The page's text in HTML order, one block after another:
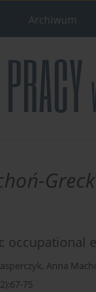
Archiwum
occupational
, Anna
75